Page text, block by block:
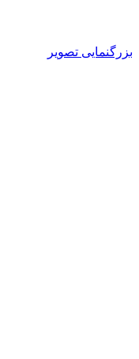
بزرگنمایی تصویر